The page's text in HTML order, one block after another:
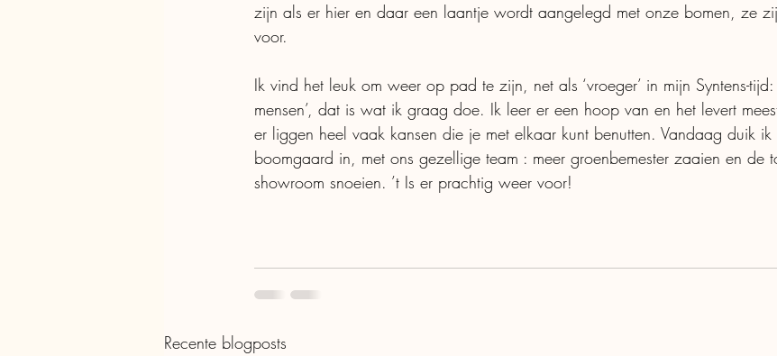
zijn als er hier en daar een laantje wordt aangelegd met onze bomen, ze
voor.
Ik vind het leuk om weer op pad te zijn, net als ‘vroeger’ in mijn Syntens-tijd:
mensen’, dat is wat ik graag doe. Ik leer er een hoop van en het levert
er liggen heel vaak kansen die je met elkaar kunt benutten. Vandaag duik
boomgaard in, met ons gezellige team : meer groenbemester zaaien en de
showroom snoeien. ’t Is er prachtig weer voor!
Recente blogposts